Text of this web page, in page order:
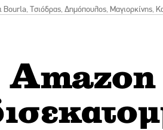
Τσιόδρας, Δημόπουλος, Μαγιορκίνης,